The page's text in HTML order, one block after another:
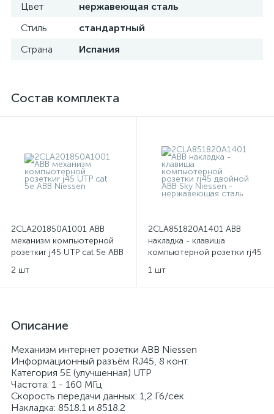
Цвет
нержавеющая сталь
Стиль
стандартный
Страна
Испания
Состав комплекта
2CLA201850A1001 ABB
механизм компьютерной
розеткиr j45 UTP cat 5e ABB
2 шт
2CLA851820A1401 ABB
накладка - клавиша
компьютерной розетки rj45
нержавеющая сталь
1 шт
Описание
Механизм интернет розетки ABB Niessen
Информационный разъём RJ45, 8 конт.
Категория 5Е (улучшенная) UTP
Частота: 1 - 160 МГц
Скорость передачи данных: 1,2 Гб/сек
Накладка: 8518.1 и 8518.2